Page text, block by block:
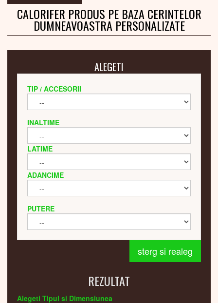
CALORIFER PRODUS PE BAZA CERINTELOR
DUMNEAVOASTRA PERSONALIZATE
ALEGETI
TIP / ACCESORII
INALTIME
LATIME
ADANCIME
PUTERE
sterg si realeg
REZULTAT
Alegeti Tipul si Dimensiunea